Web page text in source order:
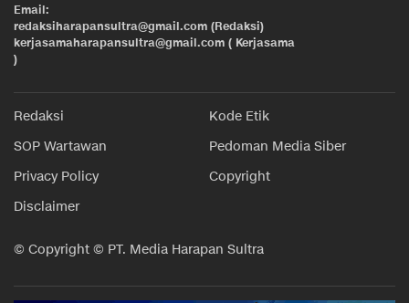
Email:
redaksiharapansultra@gmail.com (Redaksi)
kerjasamaharapansultra@gmail.com ( Kerjasama
)
Redaksi
Kode Etik
SOP Wartawan
Pedoman Media Siber
Privacy Policy
Copyright
Disclaimer
© Copyright © PT. Media Harapan Sultra